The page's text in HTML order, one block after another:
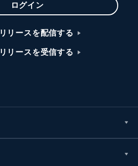
ログイン
リースを配信する
リースを受信する